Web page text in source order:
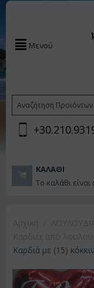
Μενού
ΚΑΛΆΘΙ
Το καλάθι είναι
Καρδιά με (15)